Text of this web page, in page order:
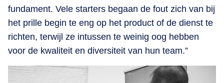
fundament. Vele starters begaan de fout zich van bij
het prille begin te eng op het product of de dienst te
richten, terwijl ze intussen te weinig oog hebben
voor de kwaliteit en diversiteit van hun team.”